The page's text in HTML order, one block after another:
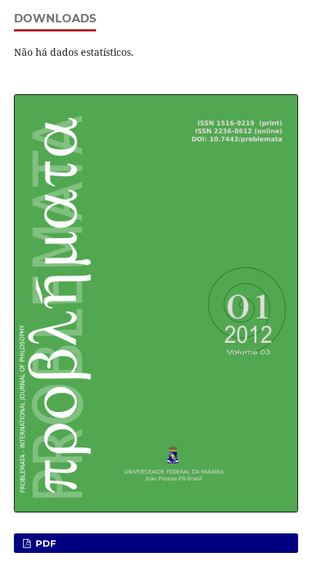
DOWNLOADS
Não há dados estatísticos.
PDF